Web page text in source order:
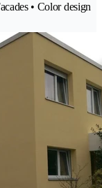
• Color design